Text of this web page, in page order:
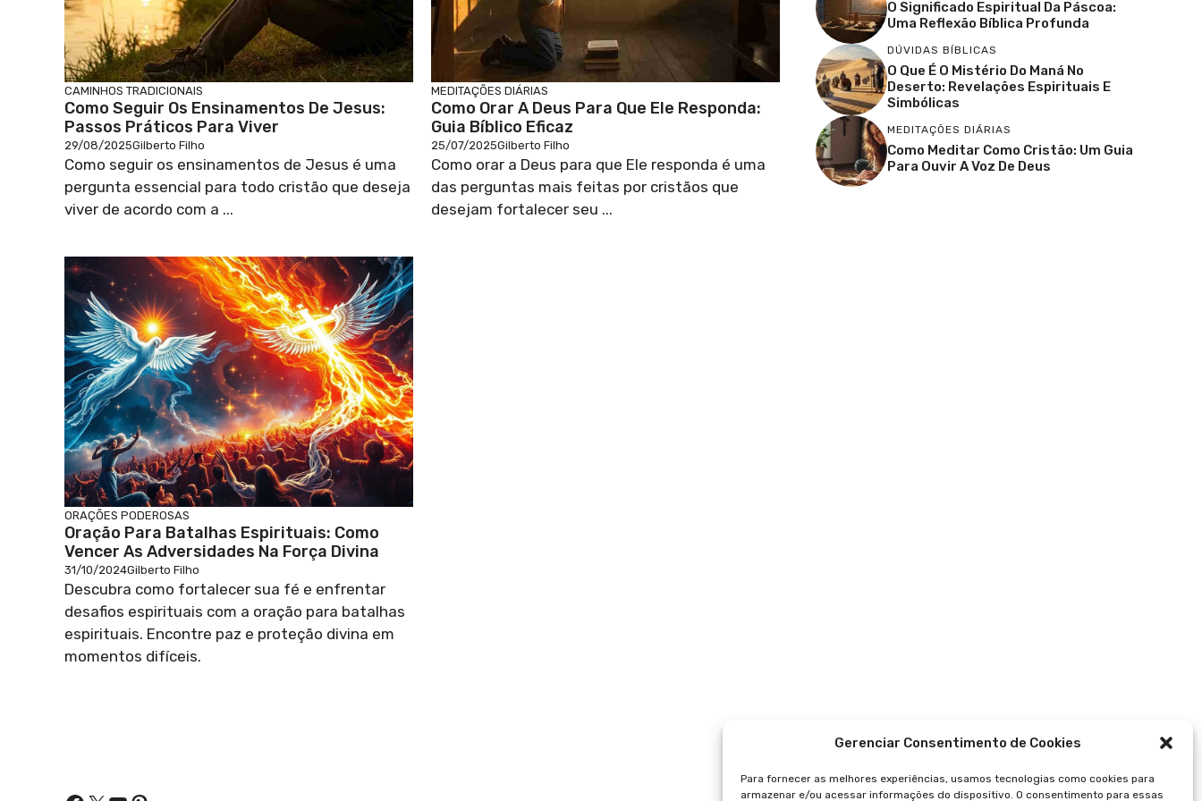
Gerenciar Consentimento de Cookies
Para fornecer as melhores experiências, usamos tecnologias como cookies para
armazenar e/ou acessar informações do dispositivo. O consentimento para essas
CAMINHOS TRADICIONAIS
Como Seguir Os Ensinamentos De Jesus:
Passos Práticos Para Viver
29/08/2025Gilberto Filho
Como seguir os ensinamentos de Jesus é uma
pergunta essencial para todo cristão que deseja
viver de acordo com a ...
MEDITAÇÕES DIÁRIAS
Como Orar A Deus Para Que Ele Responda:
Guia Bíblico Eficaz
25/07/2025Gilberto Filho
Como orar a Deus para que Ele responda é uma
das perguntas mais feitas por cristãos que
desejam fortalecer seu ...
ORAÇÕES PODEROSAS
Oração Para Batalhas Espirituais: Como
Vencer As Adversidades Na Força Divina
31/10/2024Gilberto Filho
Descubra como fortalecer sua fé e enfrentar
desafios espirituais com a oração para batalhas
espirituais. Encontre paz e proteção divina em
momentos difíceis.
O Significado Espiritual Da Páscoa:
Uma Reflexão Bíblica Profunda
DÚVIDAS BÍBLICAS
O Que É O Mistério Do Maná No
Deserto: Revelações Espirituais E
Simbólicas
MEDITAÇÕES DIÁRIAS
Como Meditar Como Cristão: Um Guia
Para Ouvir A Voz De Deus